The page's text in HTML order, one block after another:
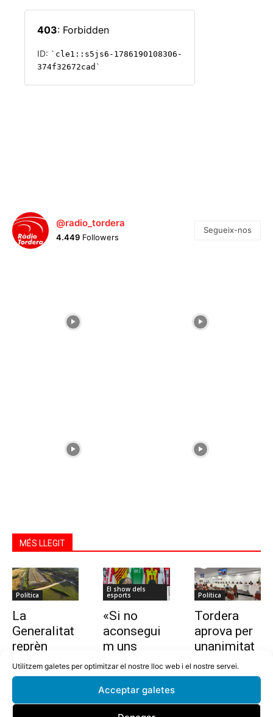
Utilitzem galetes per optimitzar el nostre lloc web i el nostre servei.
Acceptar galetes
@radio_tordera
4.449 Followers
Segueix-nos
MÉS LLEGIT
Política
La
Generalitat
reprèn
l’estudi per
allargar la
Tordera
El show dels
esports
«Si no
aconsegui
m uns
10.000
euros en
dues
setmanes,
Política
Tordera
aprova per
unanimitat
la nova
ordenança i
nt del